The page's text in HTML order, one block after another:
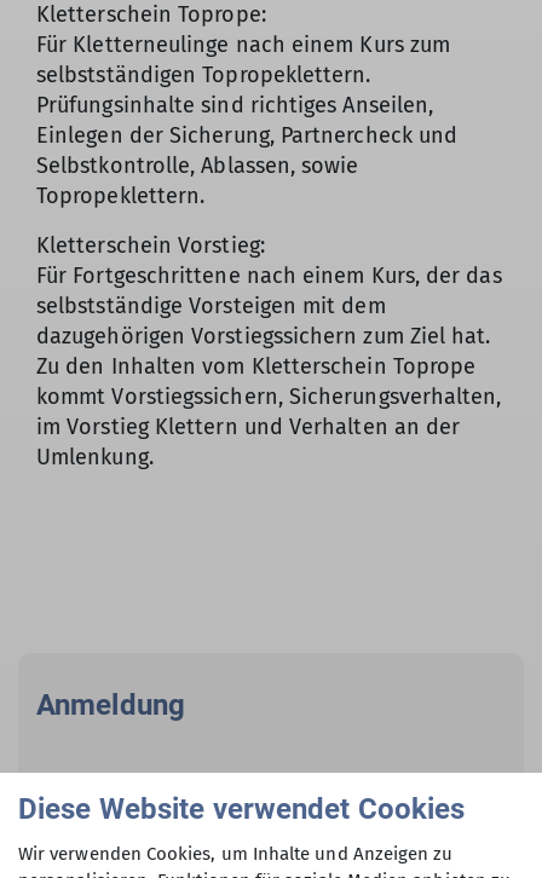
Kletterschein Toprope:
Für Kletterneulinge nach einem Kurs zum
selbstständigen Topropeklettern.
Prüfungsinhalte sind richtiges Anseilen,
Einlegen der Sicherung, Partnercheck und
Selbstkontrolle, Ablassen, sowie
Topropeklettern.
Kletterschein Vorstieg:
Für Fortgeschrittene nach einem Kurs, der das
selbstständige Vorsteigen mit dem
dazugehörigen Vorstiegssichern zum Ziel hat.
Zu den Inhalten vom Kletterschein Toprope
kommt Vorstiegssichern, Sicherungsverhalten,
im Vorstieg Klettern und Verhalten an der
Umlenkung.
Anmeldung
Kontakt
Frank Söder
Diese Website verwendet Cookies
Wir verwenden Cookies, um Inhalte und Anzeigen zu